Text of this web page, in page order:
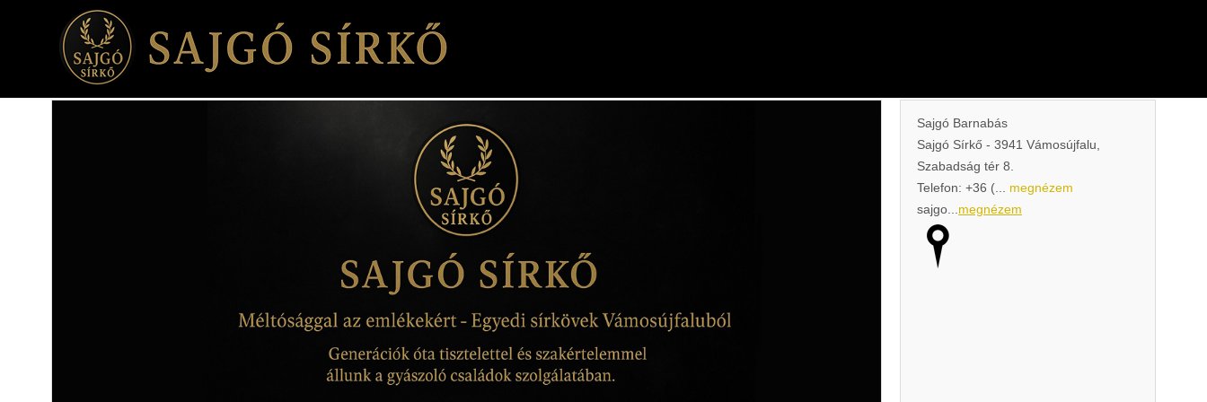
Sajgó Barnabás
Sajgó Sírkő - 3941 Vámosújfalu,
Szabadság tér 8.
Telefon: +36 (...
megnézem
sajgo... megnézem